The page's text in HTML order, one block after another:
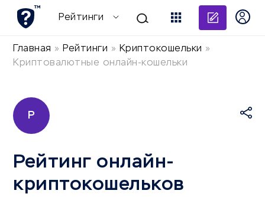
Рейтинги
Главная » Рейтинги » Криптокошельки »
Криптовалютные онлайн-кошельки
Р
Рейтинг онлайн-
криптокошельков